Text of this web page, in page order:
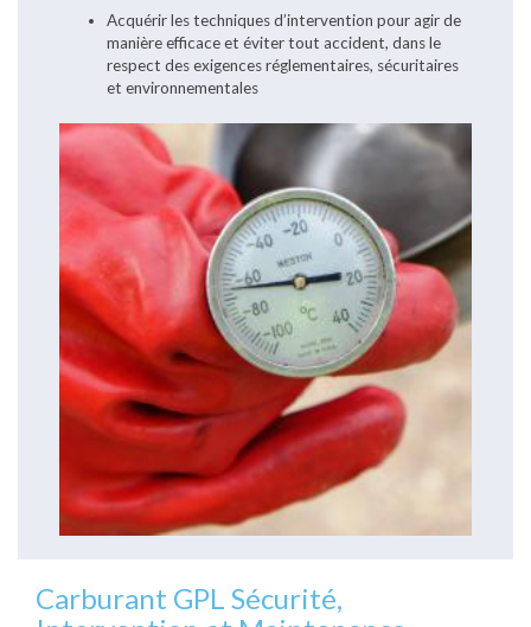
Acquérir les techniques d’intervention pour agir de
manière efficace et éviter tout accident, dans le
respect des exigences réglementaires, sécuritaires
et environnementales
Carburant GPL Sécurité,